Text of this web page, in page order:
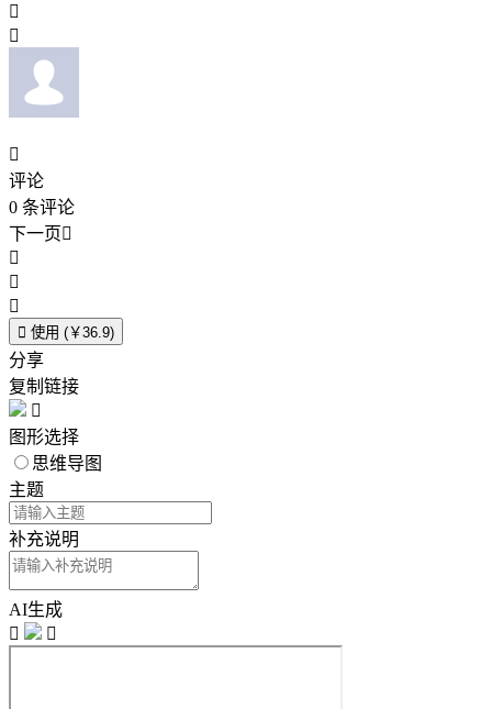



评论
0 条评论
下一页



 使用 (￥36.9)
分享
复制链接

图形选择
思维导图
主题
补充说明
AI生成

